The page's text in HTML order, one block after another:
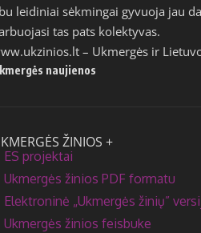
leidiniai sėkmingai gyvuoja jau
tas pats kolektyvas.
– Ukmergės ir
naujienos
ŽINIOS +
ES projektai
Ukmergės žinios PDF formatu
Elektroninė „Ukmergės žinių”
Ukmergės žinios feisbuke